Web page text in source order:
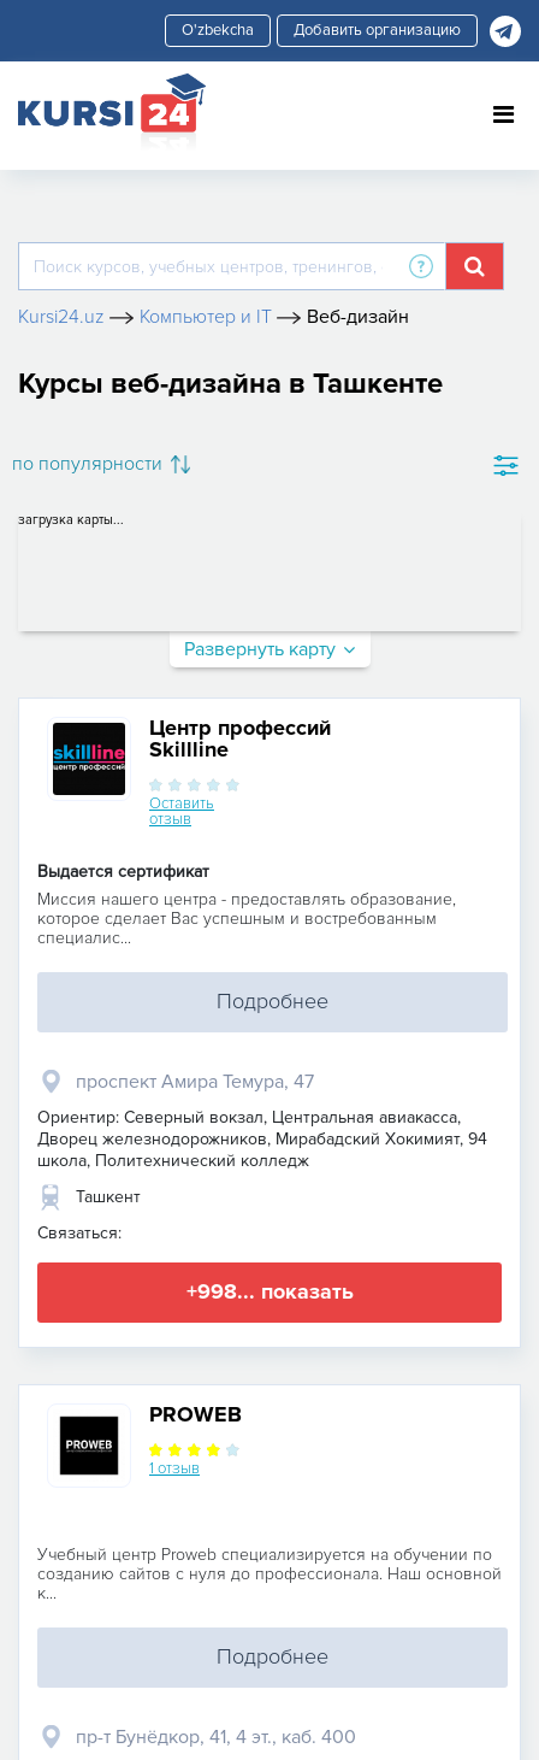
Добавить организацию
Kursi24.uz Компьютер и IT Веб-дизайн
Курсы веб-дизайна в Ташкенте
по популярности
загрузка карты...
Развернуть карту
Центр профессий
Skillline
Оставить
отзыв
Выдается сертификат
Миссия нашего центра - предоставлять образование,
которое сделает Вас успешным и востребованным
специалис...
Подробнее
проспект Амира Темура, 47
Ориентир: Северный вокзал, Центральная авиакасса,
Дворец железнодорожников, Мирабадский Хокимият, 94
школа, Политехнический колледж
Ташкент
Связаться:
+998... показать
PROWEB
1 отзыв
Учебный центр Proweb специализируется на обучении по
созданию сайтов с нуля до профессионала. Наш основной
к...
Подробнее
пр-т Бунёдкор, 41, 4 эт., каб. 400